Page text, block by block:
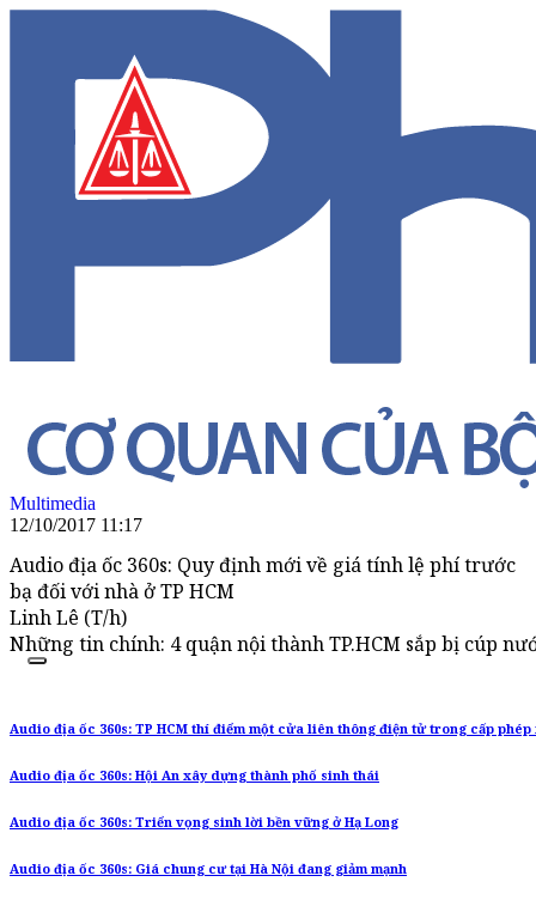
Multimedia
12/10/2017 11:17
Audio địa ốc 360s: Quy định mới về giá tính lệ phí trước
bạ đối với nhà ở TP HCM
Linh Lê (T/h)
Những tin chính: 4 quận nội thành TP.HCM sắp bị cúp
Audio địa ốc 360s: TP HCM thí điểm một cửa liên thông điện tử trong cấp
Audio địa ốc 360s: Hội An xây dựng thành phố sinh thái
Audio địa ốc 360s: Triển vọng sinh lời bền vững ở Hạ Long
Audio địa ốc 360s: Giá chung cư tại Hà Nội đang giảm mạnh